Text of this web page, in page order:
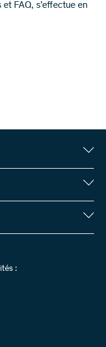
FAQ, s’effectue en
sur les projets de
:
: